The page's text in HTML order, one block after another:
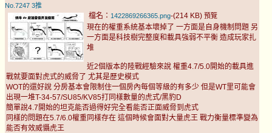
No.7247 3推
檔名： 1422869266365.png-(214 KB) 預覽
現在的權重系統基本壞掉了 一方面是自身機制問題 另
一方面是科技樹完整度和載具強弱不平衡 造成玩家扎
堆
近2個版本的陸戰經驗來說 權重4.7/5.0開始的載具進
戰就要面對虎式的威脅了 尤其是歷史模式
WOT的還好說 分房基本會限制住一個房內每個等級的有多少 但是WT里可能會
出現一堆T-34-57/SU85/KV85打同樣數量的虎式/黑豹D
簡單說4.7開始的坦克能否過得好完全看能否正面威脅到虎式
同樣的問題在5.7/6.0權重同樣存在 這個時候會面對大量虎王 戰力衡量標準變為
能否有效威懾虎王